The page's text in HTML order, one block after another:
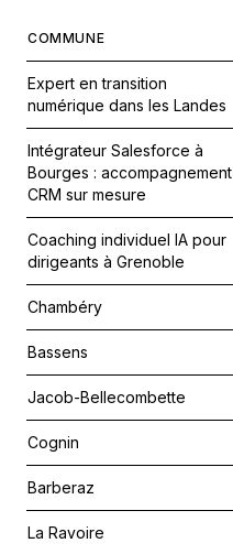
COMMUNE
Expert en transition
numérique dans les Landes
Intégrateur Salesforce à
Bourges : accompagnement
CRM sur mesure
Coaching individuel IA pour
dirigeants à Grenoble
Chambéry
Bassens
Jacob-Bellecombette
Cognin
Barberaz
La Ravoire